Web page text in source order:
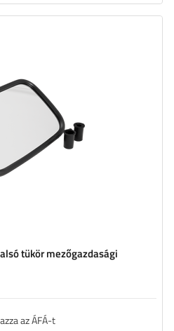
tükör mezőgazdasági
az ÁFÁ-t